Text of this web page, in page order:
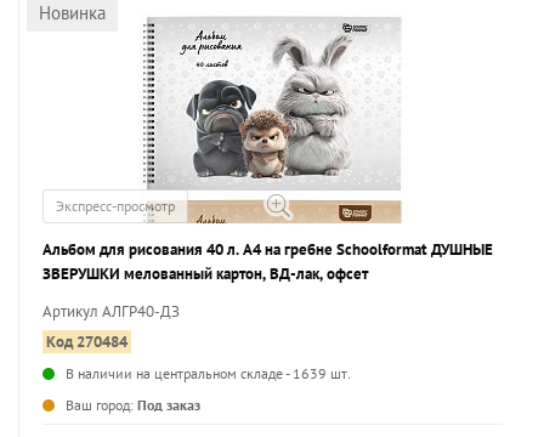
Новинка
Экспресс-просмотр
Альбом для рисования 40 л. А4 на гребне Schoolformat ДУШНЫЕ
ЗВЕРУШКИ мелованный картон, ВД-лак, офсет
Артикул АЛГР40-ДЗ
Код 270484
В наличии на центральном складе - 1639 шт.
Ваш город: Под заказ